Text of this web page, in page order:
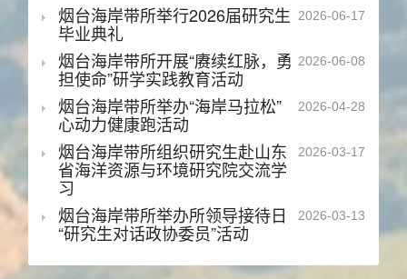
2026-06-17
烟台海岸带所举行2026届研究生
毕业典礼
2026-06-08
烟台海岸带所开展“赓续红脉，勇
担使命”研学实践教育活动
2026-04-28
烟台海岸带所举办“海岸马拉松”
心动力健康跑活动
2026-03-17
烟台海岸带所组织研究生赴山东
省海洋资源与环境研究院交流学
习
2026-03-13
烟台海岸带所举办所领导接待日
“研究生对话政协委员”活动